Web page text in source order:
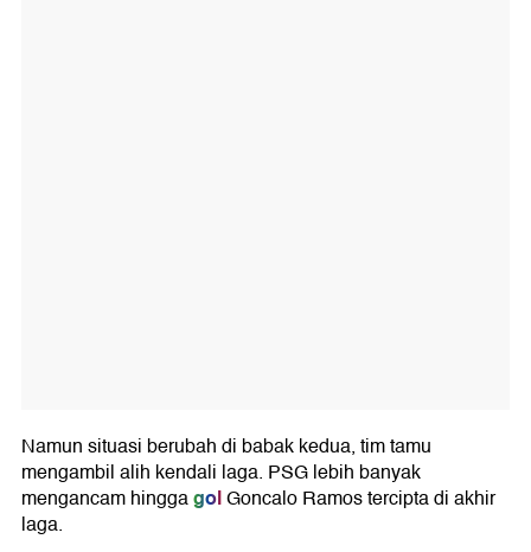
Namun situasi berubah di babak kedua, tim tamu
mengambil alih kendali laga. PSG lebih banyak
mengancam hinggagolGoncalo Ramos tercipta di akhir
laga.